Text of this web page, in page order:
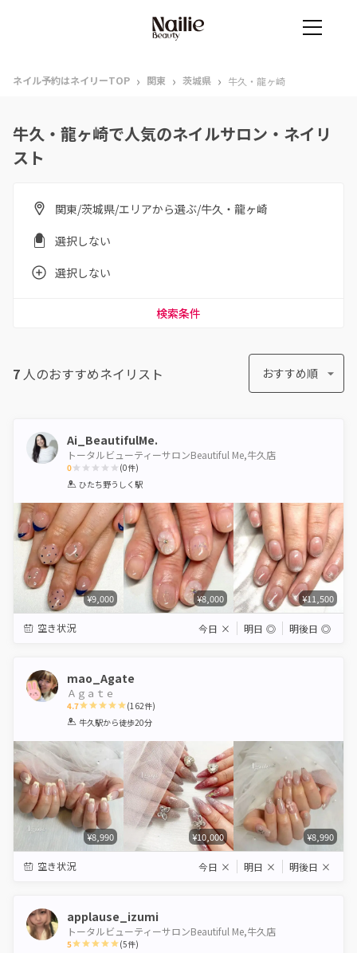
ネイル予約はネイリーTOP › 関東 › 茨城県 › 牛久・龍ヶ崎
牛久・龍ヶ崎で人気のネイルサロン・ネイリ
スト
関東/茨城県/エリアから選ぶ/牛久・龍ヶ崎
選択しない
選択しない
検索条件
7 人のおすすめネイリスト おすすめ順
Ai_BeautifulMe.
トータルビューティーサロンBeautiful Me,牛久店
0
1 2 3 4 5
(0件)
ひたち野うしく駅
¥9,000 ¥8,000 ¥11,500
空き状況 今日 × 明日 ◎ 明後日 ◎
mao_Agate
Ａｇａｔｅ
4.7
1 2 3 4 5
(162件)
牛久駅から徒歩20分
¥8,990 ¥10,000 ¥8,990
空き状況 今日 × 明日 × 明後日 ×
applause_izumi
トータルビューティーサロンBeautiful Me,牛久店
5 (5件)